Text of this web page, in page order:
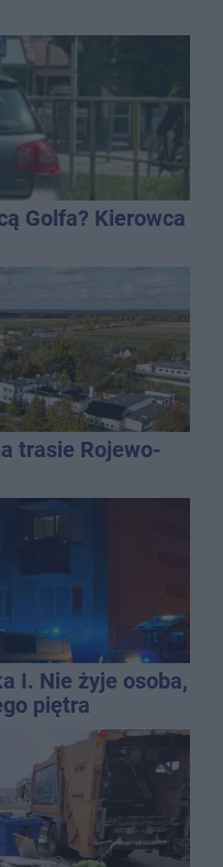
Golfa? Kierowca
trasie Rojewo-
I. Nie żyje osoba,
piętra